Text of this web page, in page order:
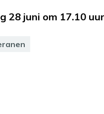
28 juni om 17.10